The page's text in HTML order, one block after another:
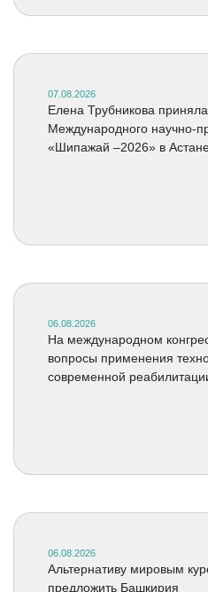
07.08.2026
Елена Трубникова
Международного научно-
«Шипажай –2026» в
06.08.2026
На международном
вопросы применения
современной
06.08.2026
Альтернативу мировым
предложить Башкирия